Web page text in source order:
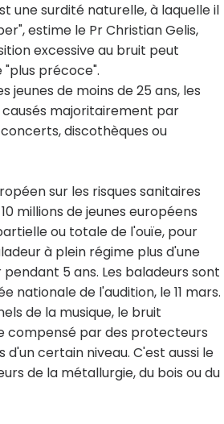
une surdité naturelle, à laquelle il
estime le Pr Christian Gelis,
excessive au bruit peut
précoce".
jeunes de moins de 25 ans, les
majoritairement par
discothèques ou
sur les risques sanitaires
millions de jeunes européens
ou totale de l'ouïe, pour
à plein régime plus d'une
5 ans. Les baladeurs sont
nationale de l'audition, le 11 mars.
de la musique, le bruit
compensé par des protecteurs
d'un certain niveau. C'est aussi le
de la métallurgie, du bois ou du